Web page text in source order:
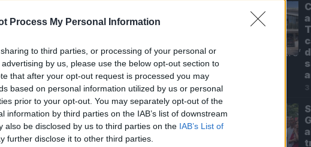
Process My Personal Information
to third parties, or processing of your personal or
by us, please use the below opt-out section to
that after your opt-out request is processed you may
based on personal information utilized by us or personal
prior to your opt-out. You may separately opt-out of the
information by third parties on the IAB’s list of downstream
also be disclosed by us to third parties on the IAB’s List of
further disclose it to other third parties.